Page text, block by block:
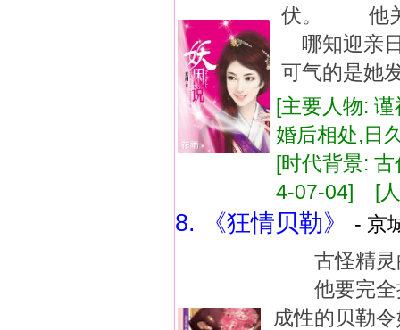
伏。 他关
哪知迎亲
可气的是
[主要人物:
婚后相处,日
[时代背景: 古
4-07-04] [
8. 《狂情贝勒》
- 京
古怪精灵
他要完全
成性的贝